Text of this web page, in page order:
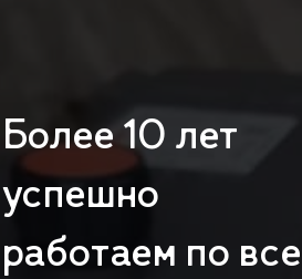
Более 10 лет
успешно
работаем по